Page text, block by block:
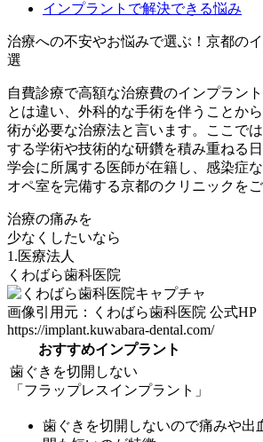
インプラントで解決できる悩み
治療への不安やお悩みで選ぶ！ 京都の
選
自費診療で高額な治療費のインプラン
とは違い、外科的な手術を伴うことか
術が必要な治療法と言います。ここで
する学術や技術的な研鑽を積み重ねる
学会に所属する医師が在籍し、感染症
オペ室を完備する京都のクリニックをご
治療の痛みを
少なくしたいなら
1.医療法人
くわばら歯科医院
画像引用元：くわばら歯科医院 公式HP
https://implant.kuwabara-dental.com/
おすすめインプラント
歯ぐきを切開しない
「フラップレスインプラント」
歯ぐきを切開しないので痛みや出